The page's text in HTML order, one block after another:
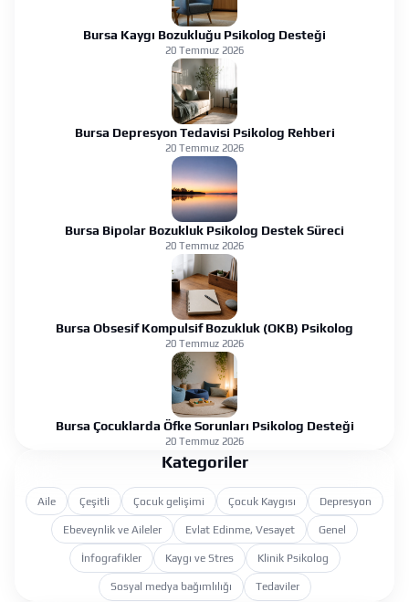
Bursa Kaygı Bozukluğu Psikolog Desteği
20 Temmuz 2026
Bursa Depresyon Tedavisi Psikolog Rehberi
20 Temmuz 2026
Bursa Bipolar Bozukluk Psikolog Destek Süreci
20 Temmuz 2026
Bursa Obsesif Kompulsif Bozukluk (OKB) Psikolog
20 Temmuz 2026
Bursa Çocuklarda Öfke Sorunları Psikolog Desteği
20 Temmuz 2026
Kategoriler
Aile Çeşitli Çocuk gelişimi Çocuk Kaygısı Depresyon
Ebeveynlik ve Aileler Evlat Edinme, Vesayet Genel
İnfografikler Kaygı ve Stres Klinik Psikolog
Sosyal medya bağımlılığı Tedaviler